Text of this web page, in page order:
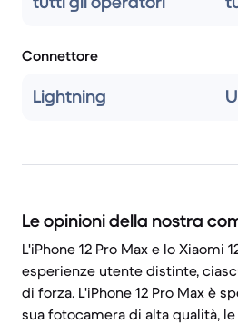
Connettore
Lightning
Le opinioni della nostra
L'iPhone 12 Pro Max e lo Xiaomi
esperienze utente distinte,
di forza. L'iPhone 12 Pro Max è
sua fotocamera di alta qualità,